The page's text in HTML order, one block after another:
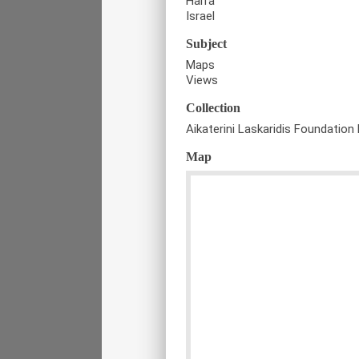
Israel
Subject
Maps
Views
Collection
Aikaterini Laskaridis Foundation
Map